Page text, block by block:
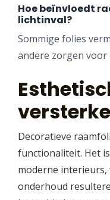
Hoe beïnvloedt
lichtinval?
Sommige folies
andere zorgen voor
Decoratieve
functionaliteit. Het
moderne
onderhoud